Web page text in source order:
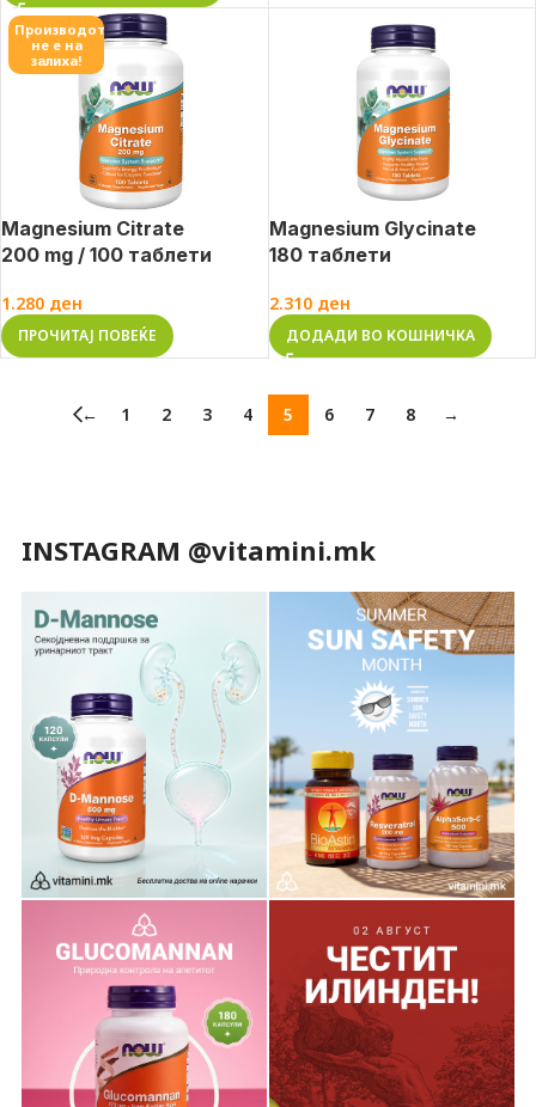
Производот
не е на
залиха!
Magnesium Citrate
200 mg / 100 таблети
1.280 ден
ПРОЧИТАЈ ПОВЕЌЕ
Magnesium Glycinate
180 таблети
2.310 ден
ДОДАДИ ВО КОШНИЧКА
← 1 2 3 4 5 6 7 8 →
INSTAGRAM @vitamini.mk